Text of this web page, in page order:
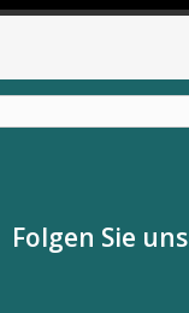
Folgen Sie uns